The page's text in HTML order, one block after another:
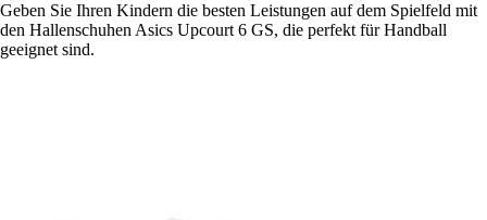
Geben Sie Ihren Kindern die besten Leistungen auf dem Spielfeld mit
den Hallenschuhen Asics Upcourt 6 GS, die perfekt für Handball
geeignet sind.